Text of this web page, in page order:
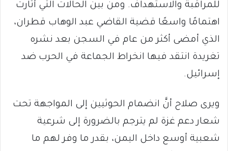
للمراقبة والاستهداف. ومن بين الحالات التي أثارت
اهتمامًا واسعًا قضية القاضي عبد الوهاب قطران،
الذي أمضى أكثر من عام في السجن بعد نشره
تغريدة انتقد فيها انخراط الجماعة في الحرب ضد
إسرائيل.
ويرى صلاح أنَّ انضمام الحوثيين إلى المواجهة تحت
شعار دعم غزة لم يترجم بالضرورة إلى شرعية
شعبية أوسع داخل اليمن، بقدر ما وفر لهم ما